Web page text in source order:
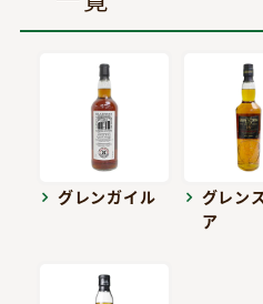
グレンガイル
グレン
ア